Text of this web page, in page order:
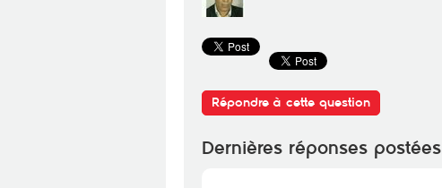
Répondre à cette question
Dernières réponses postées